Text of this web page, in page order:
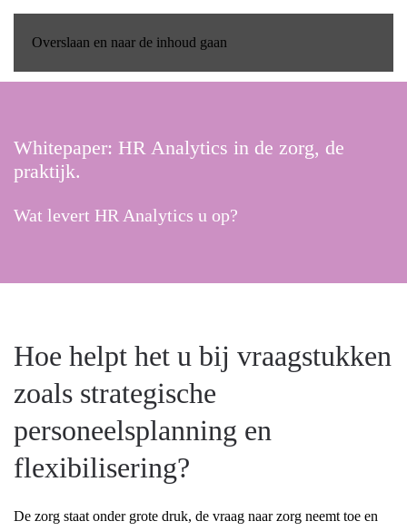
Overslaan en naar de inhoud gaan
Whitepaper: HR Analytics in de zorg, de
praktijk.
Wat levert HR Analytics u op?
Hoe helpt het u bij vraagstukken
zoals strategische
personeelsplanning en
flexibilisering?
De zorg staat onder grote druk, de vraag naar zorg neemt toe en